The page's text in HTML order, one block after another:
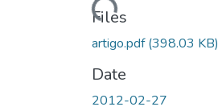
Files
artigo.pdf(398.03 KB)
Date
2012-02-27